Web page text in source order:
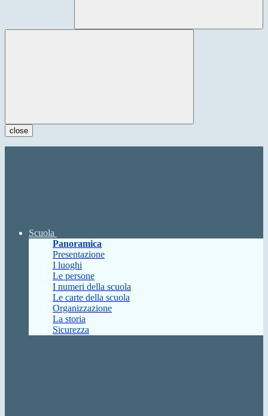
close
Scuola
Panoramica
Presentazione
I luoghi
Le persone
I numeri della scuola
Le carte della scuola
Organizzazione
La storia
Sicurezza